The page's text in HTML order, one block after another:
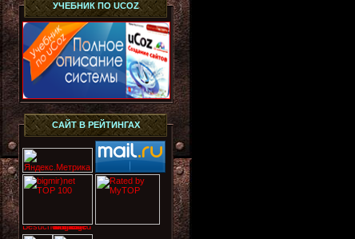
УЧЕБНИК ПО UCOZ
САЙТ В РЕЙТИНГАХ